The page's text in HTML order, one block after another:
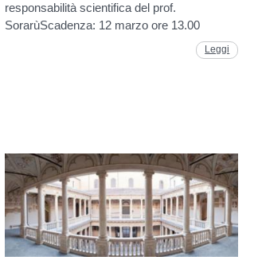
responsabilità scientifica del prof.
SorarùScadenza: 12 marzo ore 13.00
Leggi